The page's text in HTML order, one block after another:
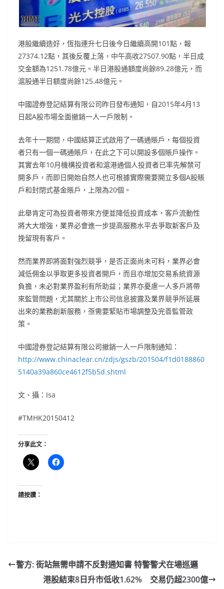
港股繼續造好，恆指連升七日後今日繼續高開101點，報
27374.12點，其後反覆上落，中午高收27507.90點，半日成
交金額為1251.78億元。半日港股通額度尚餘89.28億元，而
滬股通半日額度尚餘125.48億元。
中國證券登記結算有限公司昨日發布通知，自2015年4月13
日起A股市場全面撤銷一人一戶限制。
去年十一期間，中國結算正式啟用了一碼通賬戶，每個投資
者只有一個一碼通賬戶，在此之下可以開設多個賬戶操作。
其實去年10月機構投資者和滬港通個人投資者已率先解禁可
開多戶，而即日開始自然人也可根據實際需要開立多個A股賬
戶和封閉式基金賬戶，上限為20個。
此舉肯定可為投資者帶來方便並降低投資成本，客戶流動性
將大大增強，業界必會進一步提高服務水平去爭取新客戶及
挽留現有客戶。
然而業界即將面對強烈競爭，是否正面尚未可料，業界必會
減低佣金以爭取更多投資者開戶，而且亦增加交易系統資源
負擔，未必對業界盈利有所助益；業界亦憂慮一人多戶將帶
來監管問題，尤其關於上市公司信息披露及業界競爭所延展
出來的業務創新服務，亟需要緊貼市場調整及完善監管政
策。
中國證券登記結算有限公司撤銷一人一戶限制通知：
http://www.chinaclear.cn/zdjs/gszb/201504/f1d0188860
5140a39a860ce4612f5b5d.shtml
文、攝：Isa
#TMHK20150412
分享此文：
請按讚：
警方: 街站無需申請不反對通知書 特警警犬在場巡邏
港股結束8日升市低收1.62% 交易仍超2300億